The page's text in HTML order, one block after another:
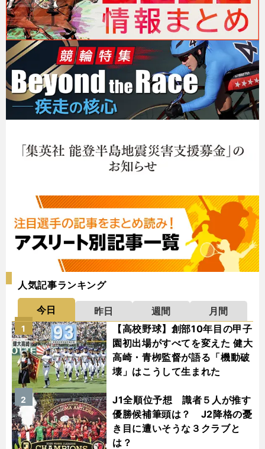
人気記事ランキング
今日 昨日 週間
月間
【高校野球】創部10年目の甲子
園初出場がすべてを変えた 健大
高崎・青栁監督が語る「機動破
壊」はこうして生まれた
1
J1全順位予想 識者５人が推す
優勝候補筆頭は？ J2降格の憂
き目に遭いそうな３クラブと
は？
2